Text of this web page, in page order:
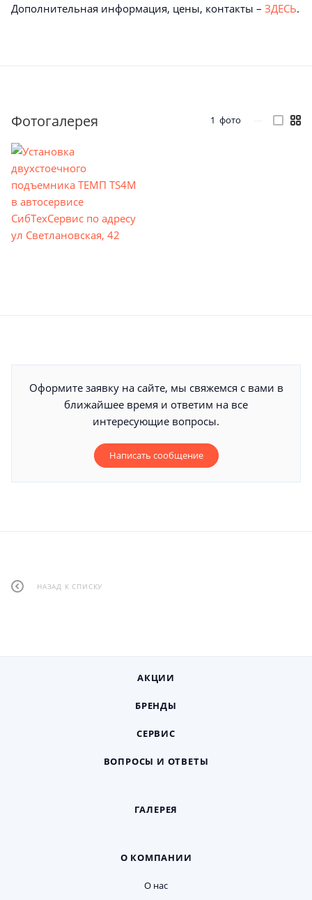
Дополнительная информация, цены, контакты – ЗДЕСЬ.
Фотогалерея 1 фото
Оформите заявку на сайте, мы свяжемся с вами в
ближайшее время и ответим на все
интересующие вопросы.
Написать сообщение
НАЗАД К СПИСКУ
АКЦИИ
БРЕНДЫ
СЕРВИС
ВОПРОСЫ И ОТВЕТЫ
ГАЛЕРЕЯ
О КОМПАНИИ
О нас